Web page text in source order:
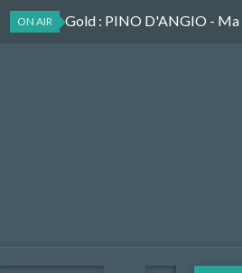
ON AIR
Attitude Gold : PINO D'ANGIO -